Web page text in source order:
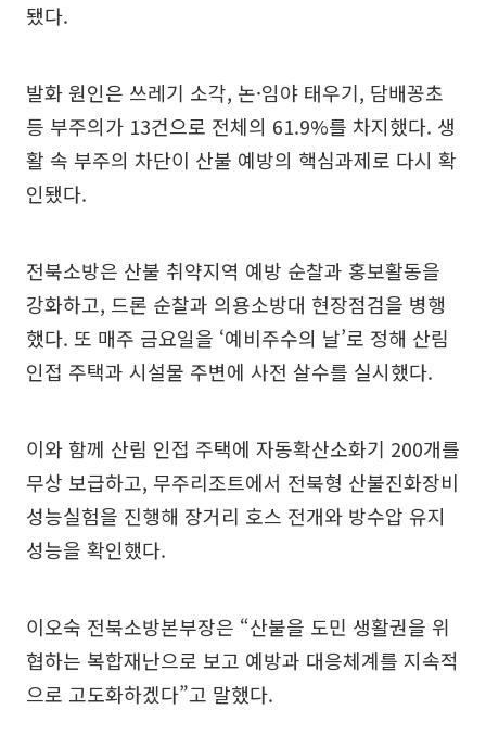
됐다.
발화 원인은 쓰레기 소각, 논·임야 태우기, 담배꽁초
등 부주의가 13건으로 전체의 61.9%를 차지했다. 생
활 속 부주의 차단이 산불 예방의 핵심과제로 다시 확
인됐다.
전북소방은 산불 취약지역 예방 순찰과 홍보활동을
강화하고, 드론 순찰과 의용소방대 현장점검을 병행
했다. 또 매주 금요일을 ‘예비주수의 날’로 정해 산림
인접 주택과 시설물 주변에 사전 살수를 실시했다.
이와 함께 산림 인접 주택에 자동확산소화기 200개를
무상 보급하고, 무주리조트에서 전북형 산불진화장비
성능실험을 진행해 장거리 호스 전개와 방수압 유지
성능을 확인했다.
이오숙 전북소방본부장은 “산불을 도민 생활권을 위
협하는 복합재난으로 보고 예방과 대응체계를 지속적
으로 고도화하겠다”고 말했다.